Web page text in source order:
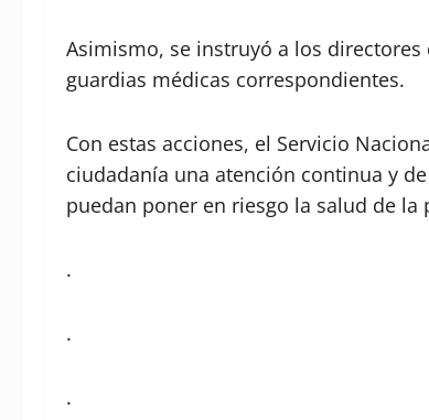
Asimismo, se instruyó a los
guardias médicas correspondientes.
Con estas acciones, el Servicio
ciudadanía una atención continua y
puedan poner en riesgo la salud de la
.
.
.